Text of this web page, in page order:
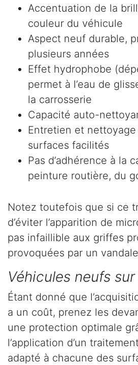
Accentuation de la
couleur du véhicule
Aspect neuf durable,
plusieurs années
Effet hydrophobe
permet à l’eau de
la carrosserie
Capacité auto-
Entretien et
surfaces facilités
Pas d’adhérence à la
peinture routière, du
Notez toutefois que si ce
d’éviter l’apparition de
pas infaillible aux griffes
provoquées par un
Véhicules neufs
Étant donné que
a un coût, prenez les
une protection optimale
l’application d’un
adapté à chacune des